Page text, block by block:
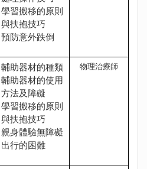
學習搬移的原則
與扶抱技巧
預防意外跌倒
輔助器材的種類
輔助器材的使用
方法及障礙
學習搬移的原則
與扶抱技巧
親身體驗無障礙
出行的困難
物理治療師